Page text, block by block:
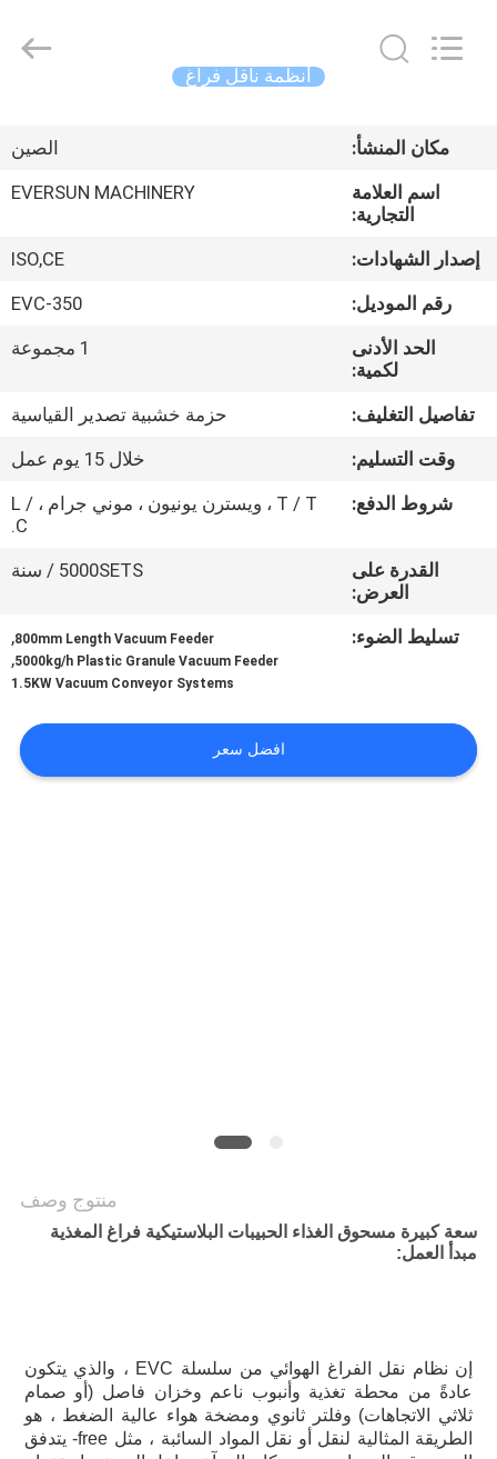
منتجات
عرض
الواقع
الافتراضي
معلومات
جولة
المعمل
اتصل
أنظمة ناقل فراغ
مكان المنشأ:
الصين
اسم العلامة
التجارية:
EVERSUN MACHINERY
إصدار الشهادات:
ISO,CE
رقم الموديل:
EVC-350
الحد الأدنى
لكمية:
1 مجموعة
تفاصيل التغليف:
حزمة خشبية تصدير القياسية
وقت التسليم:
خلال 15 يوم عمل
شروط الدفع:
T / T ، ويسترن يونيون ، موني جرام ، L /
C.
القدرة على
العرض:
5000SETS / سنة
تسليط الضوء: 800mm Length Vacuum Feeder
,
5000kg/h Plastic Granule Vacuum Feeder
,
1.5KW Vacuum Conveyor Systems
افضل سعر
منتوج وصف
سعة كبيرة مسحوق الغذاء الحبيبات البلاستيكية فراغ المغذية
مبدأ العمل: